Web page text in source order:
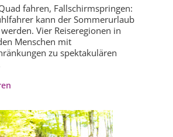
fahren, Fallschirmspringen:
kann der Sommerurlaub
Vier Reiseregionen in
Menschen mit
zu spektakulären